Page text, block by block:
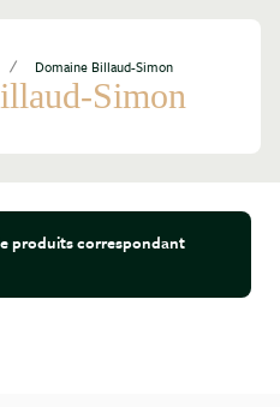
/ Domaine Billaud-Simon
Simon
produits correspondant